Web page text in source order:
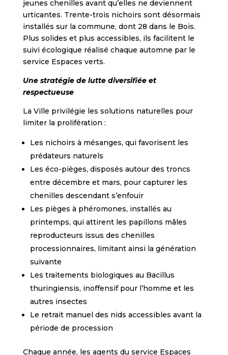
jeunes chenilles avant qu’elles ne deviennent
urticantes. Trente-trois nichoirs sont désormais
installés sur la commune, dont 28 dans le Bois.
Plus solides et plus accessibles, ils facilitent le
suivi écologique réalisé chaque automne par le
service Espaces verts.
Une stratégie de lutte diversifiée et
respectueuse
La Ville privilégie les solutions naturelles pour
limiter la prolifération :
Les nichoirs à mésanges, qui favorisent les
prédateurs naturels
Les éco-pièges, disposés autour des troncs
entre décembre et mars, pour capturer les
chenilles descendant s’enfouir
Les pièges à phéromones, installés au
printemps, qui attirent les papillons mâles
reproducteurs issus des chenilles
processionnaires, limitant ainsi la génération
suivante
Les traitements biologiques au Bacillus
thuringiensis, inoffensif pour l’homme et les
autres insectes
Le retrait manuel des nids accessibles avant la
période de procession
Chaque année, les agents du service Espaces